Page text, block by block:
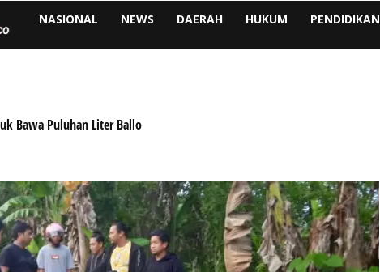
NASIONAL NEWS DAERAH HUKUM PENDIDIKAN
Bawa Puluhan Liter Ballo